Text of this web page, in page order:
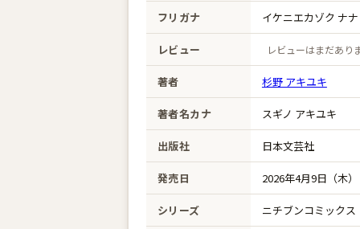
フリガナ イケニエカゾク ナナ
レビュー レビューはまだあり
著者 杉野 アキユキ
著者名カナ スギノ アキユキ
出版社 日本文芸社
発売日 2026年4月9日（木）
シリーズ ニチブンコミックス